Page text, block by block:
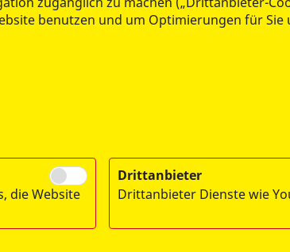
benutzen und um Optimierungen für Sie
die Website
Drittanbieter
Drittanbieter Dienste wie